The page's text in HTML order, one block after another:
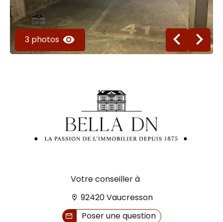
3 photos
Votre conseiller à
92420 Vaucresson
Poser une question